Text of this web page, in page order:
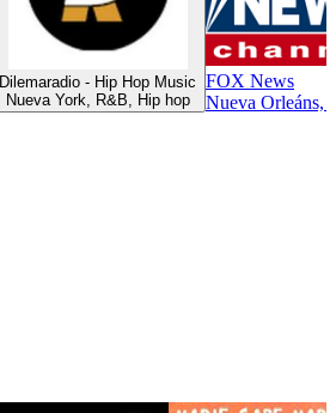
Dilemaradio - Hip Hop Music
Nueva York, R&B, Hip hop
FOX News
Nueva Orleáns,